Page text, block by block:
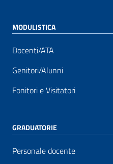
MODULISTICA
Docenti/ATA
Genitori/Alunni
Fonitori e Visitatori
GRADUATORIE
Personale docente